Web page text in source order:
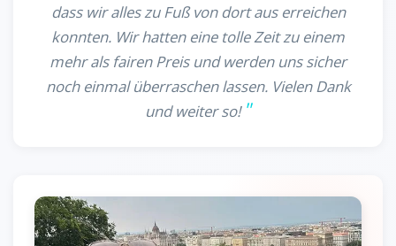
dass wir alles zu Fuß von dort aus erreichen
konnten. Wir hatten eine tolle Zeit zu einem
mehr als fairen Preis und werden uns sicher
noch einmal überraschen lassen. Vielen Dank
und weiter so!